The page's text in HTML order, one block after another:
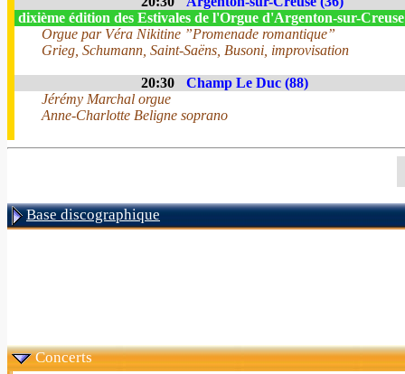
dixième édition des Estivales de l'Orgue d'Argenton-sur-
Orgue par Véra Nikitine ”Promenade romantique”
Grieg, Schumann, Saint-Saëns, Busoni, improvisation
20:30
Champ Le Duc (88)
Jérémy Marchal orgue
Anne-Charlotte Beligne soprano
Base discographique
Concerts